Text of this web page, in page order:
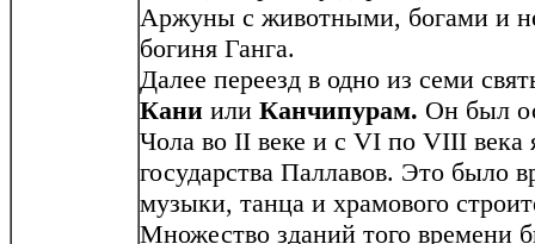
Аржуны с животными, богами и
богиня Ганга.
Далее переезд в одно из семи
Кани или Канчипурам. Он был
Чола во II веке и с VI по VIII века
государства Паллавов. Это было
музыки, танца и храмового
Множество зданий того времени